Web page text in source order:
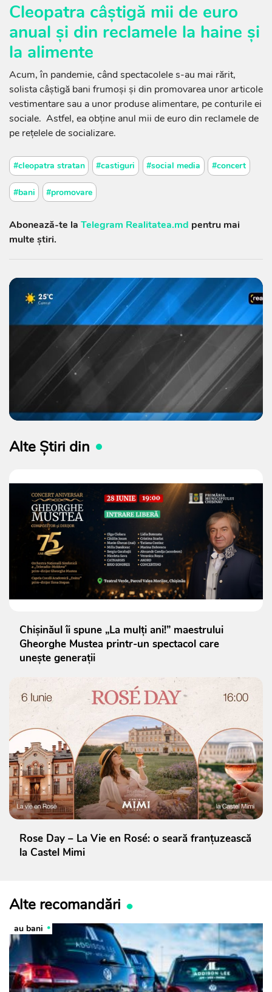
Cleopatra câștigă mii de euro
anual și din reclamele la haine și
la alimente
Acum, în pandemie, când spectacolele s-au mai rărit,
solista câștigă bani frumoși și din promovarea unor articole
vestimentare sau a unor produse alimentare, pe conturile ei
sociale. Astfel, ea obține anul mii de euro din reclamele de
pe rețelele de socializare.
#cleopatra stratan #castiguri #social media #concert
#bani #promovare
Abonează-te la Telegram Realitatea.md pentru mai
multe știri.
Alte Știri din
Chișinăul îi spune „La mulți ani!” maestrului
Gheorghe Mustea printr-un spectacol care
unește generații
Rose Day – La Vie en Rosé: o seară franțuzească
la Castel Mimi
Alte recomandări
au bani